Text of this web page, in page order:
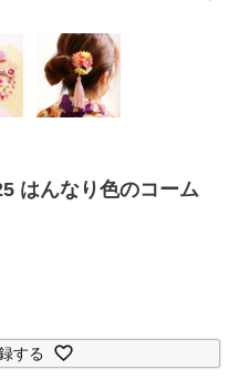
はんなり色のコーム
する